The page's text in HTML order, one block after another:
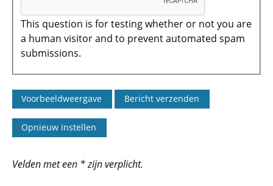
This question is for testing whether or not you are
a human visitor and to prevent automated spam
submissions.
Velden met een * zijn verplicht.